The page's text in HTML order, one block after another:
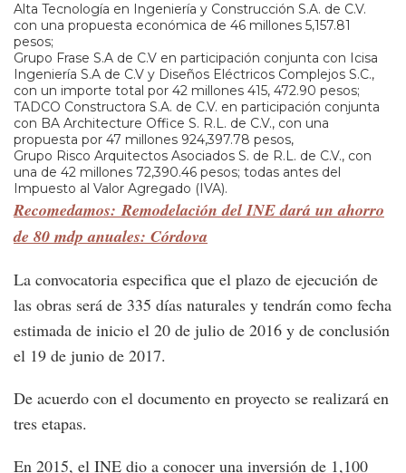
Alta Tecnología en Ingeniería y Construcción S.A. de C.V.
con una propuesta económica de 46 millones 5,157.81
pesos;
Grupo Frase S.A de C.V en participación conjunta con Icisa
Ingeniería S.A de C.V y Diseños Eléctricos Complejos S.C.,
con un importe total por 42 millones 415, 472.90 pesos;
TADCO Constructora S.A. de C.V. en participación conjunta
con BA Architecture Office S. R.L. de C.V., con una
propuesta por 47 millones 924,397.78 pesos,
Grupo Risco Arquitectos Asociados S. de R.L. de C.V., con
una de 42 millones 72,390.46 pesos; todas antes del
Impuesto al Valor Agregado (IVA).
Recomedamos: Remodelación del INE dará un ahorro
de 80 mdp anuales: Córdova
La convocatoria especifica que el plazo de ejecución de
las obras será de 335 días naturales y tendrán como fecha
estimada de inicio el 20 de julio de 2016 y de conclusión
el 19 de junio de 2017.
De acuerdo con el documento en proyecto se realizará en
tres etapas.
En 2015, el INE dio a conocer una inversión de 1,100